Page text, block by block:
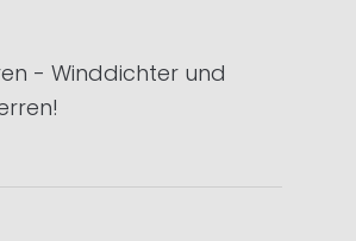
- Winddichter und